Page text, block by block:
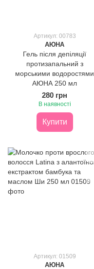
Артикул: 00783
АЮНА
Гель після депіляції
протизапальний з
морськими водоростями
АЮНА 250 мл
280 грн
В наявності
Купити
Артикул: 01509
АЮНА